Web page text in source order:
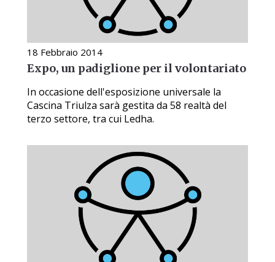
18 Febbraio 2014
Expo, un padiglione per il volontariato
In occasione dell'esposizione universale la
Cascina Triulza sarà gestita da 58 realtà del
terzo settore, tra cui Ledha.